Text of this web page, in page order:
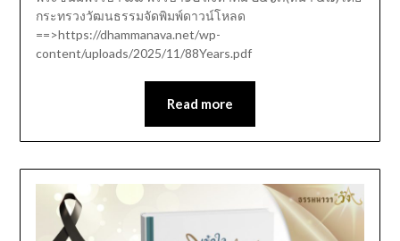
กระทรวงวัฒนธรรมจัดพิมพ์ดาวน์โหลด
==>https://dhammanava.net/wp-
content/uploads/2025/11/88Years.pdf
Read more